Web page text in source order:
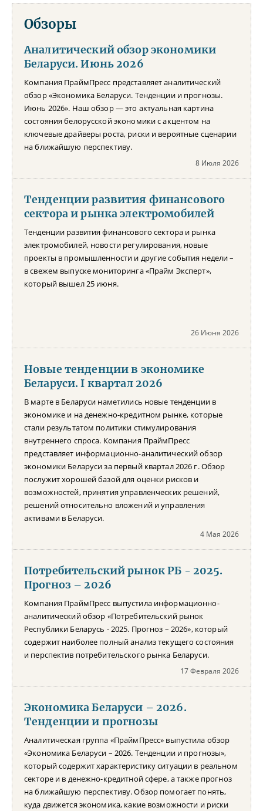
Обзоры
Аналитический обзор экономики
Беларуси. Июнь 2026
Компания ПраймПресс представляет аналитический
обзор «Экономика Беларуси. Тенденции и прогнозы.
Июнь 2026». Наш обзор — это актуальная картина
состояния белорусской экономики с акцентом на
ключевые драйверы роста, риски и вероятные сценарии
на ближайшую перспективу.
8 Июля 2026
Тенденции развития финансового
сектора и рынка электромобилей
Тенденции развития финансового сектора и рынка
электромобилей, новости регулирования, новые
проекты в промышленности и другие события недели –
в свежем выпуске мониторинга «Прайм Эксперт»,
который вышел 25 июня.
26 Июня 2026
Новые тенденции в экономике
Беларуси. I квартал 2026
В марте в Беларуси наметились новые тенденции в
экономике и на денежно-кредитном рынке, которые
стали результатом политики стимулирования
внутреннего спроса. Компания ПраймПресс
представляет информационно-аналитический обзор
экономики Беларуси за первый квартал 2026 г. Обзор
послужит хорошей базой для оценки рисков и
возможностей, принятия управленческих решений,
решений относительно вложений и управления
активами в Беларуси.
4 Мая 2026
Потребительский рынок РБ - 2025.
Прогноз – 2026
Компания ПраймПресс выпустила информационно-
аналитический обзор «Потребительский рынок
Республики Беларусь - 2025. Прогноз – 2026», который
содержит наиболее полный анализ текущего состояния
и перспектив потребительского рынка Беларуси.
17 Февраля 2026
Экономика Беларуси – 2026.
Тенденции и прогнозы
Аналитическая группа «ПраймПресс» выпустила обзор
«Экономика Беларуси – 2026. Тенденции и прогнозы»,
который содержит характеристику ситуации в реальном
секторе и в денежно-кредитной сфере, а также прогноз
на ближайшую перспективу. Обзор помогает понять,
куда движется экономика, какие возможности и риски